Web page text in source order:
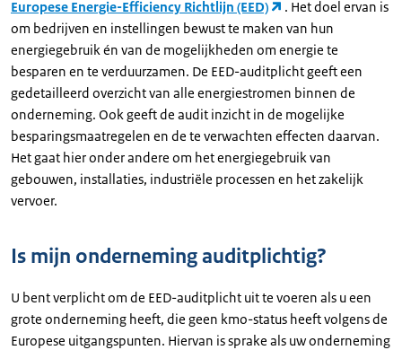
Europese Energie-Efficiency Richtlijn (EED)
. Het doel ervan is
om bedrijven en instellingen bewust te maken van hun
energiegebruik én van de mogelijkheden om energie te
besparen en te verduurzamen. De EED-auditplicht geeft een
gedetailleerd overzicht van alle energiestromen binnen de
onderneming. Ook geeft de audit inzicht in de mogelijke
besparingsmaatregelen en de te verwachten effecten daarvan.
Het gaat hier onder andere om het energiegebruik van
gebouwen, installaties, industriële processen en het zakelijk
vervoer.
Is mijn onderneming auditplichtig?
U bent verplicht om de EED-auditplicht uit te voeren als u een
grote onderneming heeft, die geen kmo-status heeft volgens de
Europese uitgangspunten. Hiervan is sprake als uw onderneming